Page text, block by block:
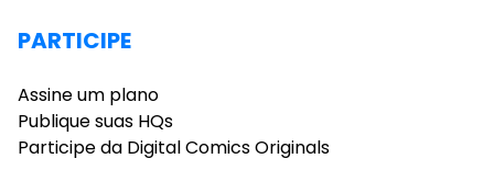
PARTICIPE
Assine um plano
Publique suas HQs
Participe da Digital Comics Originals